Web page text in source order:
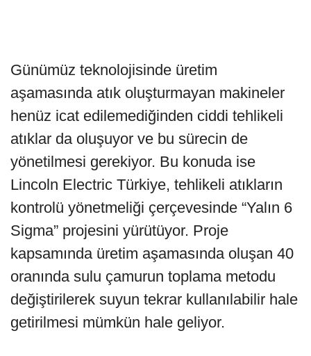
Günümüz teknolojisinde üretim
aşamasında atık oluşturmayan makineler
henüz icat edilemediğinden ciddi tehlikeli
atıklar da oluşuyor ve bu sürecin de
yönetilmesi gerekiyor. Bu konuda ise
Lincoln Electric Türkiye, tehlikeli atıkların
kontrolü yönetmeliği çerçevesinde “Yalın 6
Sigma” projesini yürütüyor. Proje
kapsamında üretim aşamasında oluşan 40
oranında sulu çamurun toplama metodu
değiştirilerek suyun tekrar kullanılabilir hale
getirilmesi mümkün hale geliyor.